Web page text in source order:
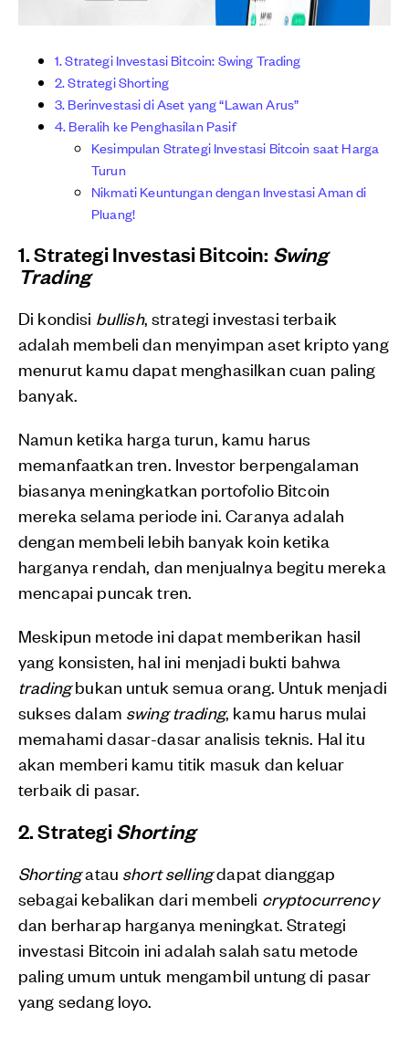
1. Strategi Investasi Bitcoin: Swing Trading
2. Strategi Shorting
3. Berinvestasi di Aset yang “Lawan Arus”
4. Beralih ke Penghasilan Pasif
Kesimpulan Strategi Investasi Bitcoin saat Harga
Turun
Nikmati Keuntungan dengan Investasi Aman di
Pluang!
1. Strategi Investasi Bitcoin: Swing
Trading
Di kondisi bullish, strategi investasi terbaik
adalah membeli dan menyimpan aset kripto yang
menurut kamu dapat menghasilkan cuan paling
banyak.
Namun ketika harga turun, kamu harus
memanfaatkan tren. Investor berpengalaman
biasanya meningkatkan portofolio Bitcoin
mereka selama periode ini. Caranya adalah
dengan membeli lebih banyak koin ketika
harganya rendah, dan menjualnya begitu mereka
mencapai puncak tren.
Meskipun metode ini dapat memberikan hasil
yang konsisten, hal ini menjadi bukti bahwa
tradingbukan untuk semua orang. Untuk menjadi
sukses dalam swing trading, kamu harus mulai
memahami dasar-dasar analisis teknis. Hal itu
akan memberi kamu titik masuk dan keluar
terbaik di pasar.
2. StrategiShorting
Shortingatau short sellingdapat dianggap
sebagai kebalikan dari membeli cryptocurrency
dan berharap harganya meningkat. Strategi
investasi Bitcoin ini adalah salah satu metode
paling umum untuk mengambil untung di pasar
yang sedang loyo.